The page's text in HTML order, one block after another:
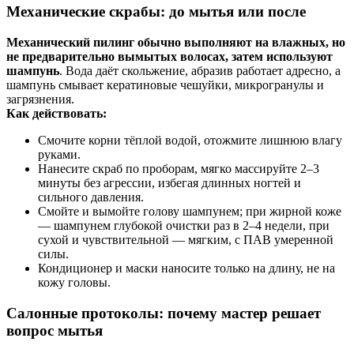
Механические скрабы: до мытья или после
Механический пилинг обычно выполняют на влажных, но
не предварительно вымытых волосах, затем используют
шампунь. Вода даёт скольжение, абразив работает адресно, а
шампунь смывает кератиновые чешуйки, микрогранулы и
загрязнения.
Как действовать:
Смочите корни тёплой водой, отожмите лишнюю влагу
руками.
Нанесите скраб по проборам, мягко массируйте 2–3
минуты без агрессии, избегая длинных ногтей и
сильного давления.
Смойте и вымойте голову шампунем; при жирной коже
— шампунем глубокой очистки раз в 2–4 недели, при
сухой и чувствительной — мягким, с ПАВ умеренной
силы.
Кондиционер и маски наносите только на длину, не на
кожу головы.
Салонные протоколы: почему мастер решает
вопрос мытья